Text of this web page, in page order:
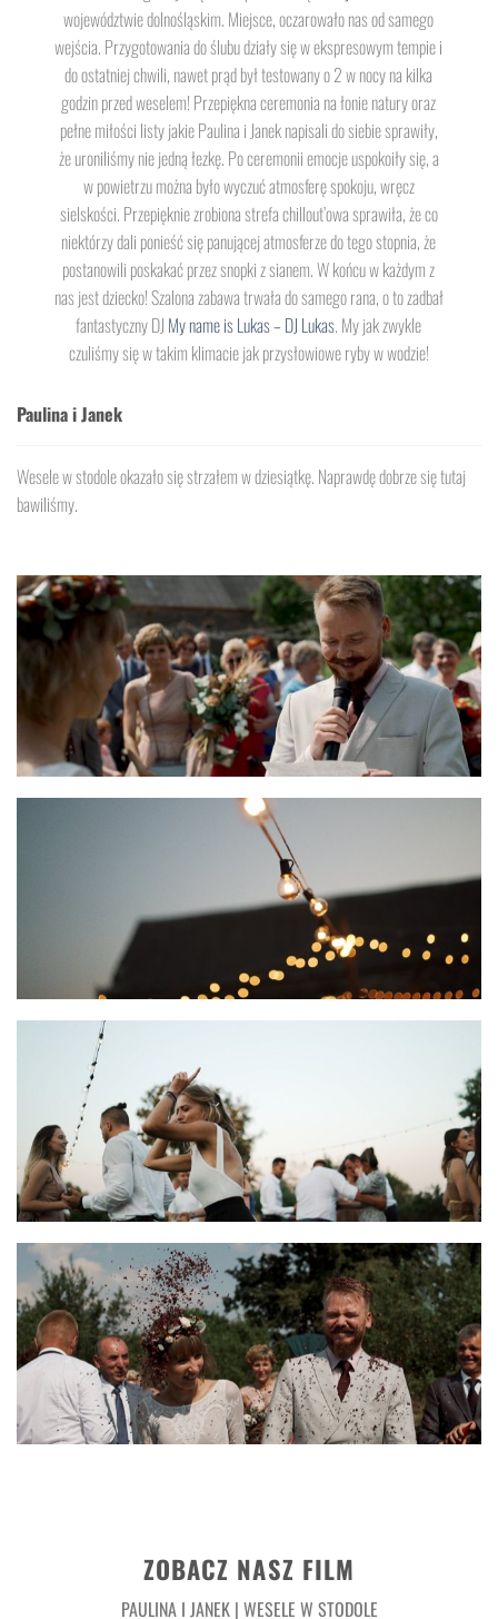
województwie dolnośląskim. Miejsce, oczarowało nas od samego
wejścia. Przygotowania do ślubu działy się w ekspresowym tempie i
do ostatniej chwili, nawet prąd był testowany o 2 w nocy na kilka
godzin przed weselem! Przepiękna ceremonia na łonie natury oraz
pełne miłości listy jakie Paulina i Janek napisali do siebie sprawiły,
że uroniliśmy nie jedną łezkę. Po ceremonii emocje uspokoiły się, a
w powietrzu można było wyczuć atmosferę spokoju, wręcz
sielskości. Przepięknie zrobiona strefa chillout’owa sprawiła, że co
niektórzy dali ponieść się panującej atmosferze do tego stopnia, że
postanowili poskakać przez snopki z sianem. W końcu w każdym z
nas jest dziecko! Szalona zabawa trwała do samego rana, o to zadbał
fantastyczny DJ My name is Lukas – DJ Lukas. My jak zwykle
czuliśmy się w takim klimacie jak przysłowiowe ryby w wodzie!
Paulina i Janek
Wesele w stodole okazało się strzałem w dziesiątkę. Naprawdę dobrze się tutaj
bawiliśmy.
ZOBACZ NASZ FILM
PAULINA I JANEK | WESELE W STODOLE